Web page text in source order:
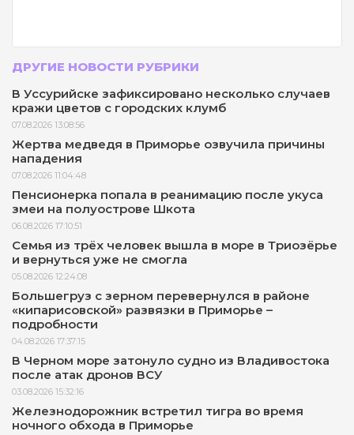
ДРУГИЕ НОВОСТИ РУБРИКИ
В Уссурийске зафиксировано несколько случаев
кражи цветов с городских клумб
07.08.2026 13:08:56
Жертва медведя в Приморье озвучила причины
нападения
07.08.2026 11:04:48
Пенсионерка попала в реанимацию после укуса
змеи на полуострове Шкота
06.08.2026 17:10:51
Семья из трёх человек вышла в море в Триозёрье
и вернуться уже не смогла
05.08.2026 12:24:08
Большегруз с зерном перевернулся в районе
«кипарисовской» развязки в Приморье –
подробности
04.08.2026 17:37:15
В Черном море затонуло судно из Владивостока
после атак дронов ВСУ
03.08.2026 15:32:16
Железнодорожник встретил тигра во время
ночного обхода в Приморье